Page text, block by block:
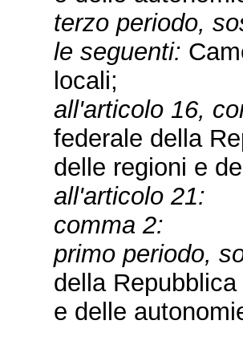
terzo periodo,
le seguenti:
locali;
all'articolo 16,
federale della
delle regioni e
all'articolo 21:
comma 2:
primo periodo,
della
e delle